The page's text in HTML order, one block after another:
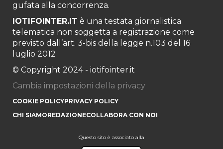
gufata alla concorrenza.
IOTIFOINTER.IT è una testata giornalistica
telematica non soggetta a registrazione come
previsto dall’art. 3-bis della legge n.103 del 16
luglio 2012
© Copyright 2024 - iotifointer.it
Cambia impostazioni della privacy
COOKIE POLICYPRIVACY POLICY
CHI SIAMOREDAZIONECOLLABORA CON NOI
Questo sito è associato alla